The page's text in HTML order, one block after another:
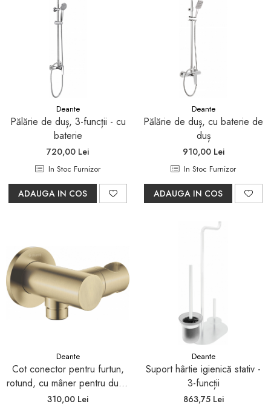
Deante
Pălărie de duș, 3-funcții - cu
baterie
720,00 Lei
In Stoc Furnizor
ADAUGA IN COS
Deante
Pălărie de duș, cu baterie de
duș
910,00 Lei
In Stoc Furnizor
ADAUGA IN COS
Deante
Cot conector pentru furtun,
rotund, cu mâner pentru dușul
de mână
310,00 Lei
Deante
Suport hârtie igienică stativ -
3-funcții
863,75 Lei